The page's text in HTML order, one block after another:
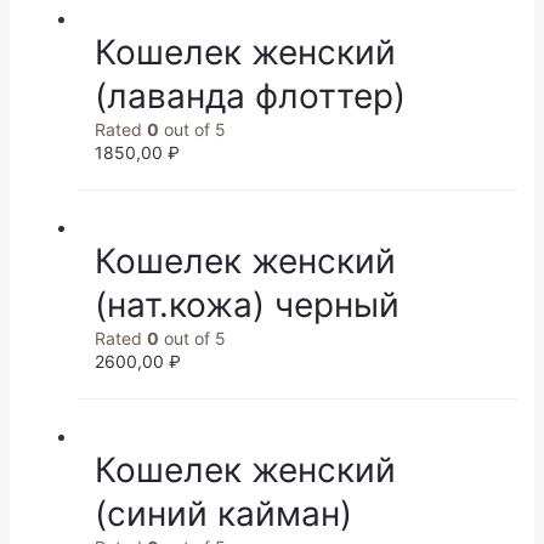
Кошелек женский
(лаванда флоттер)
Rated 0 out of 5
1850,00 ₽
Кошелек женский
(нат.кожа) черный
Rated 0 out of 5
2600,00 ₽
Кошелек женский
(синий кайман)